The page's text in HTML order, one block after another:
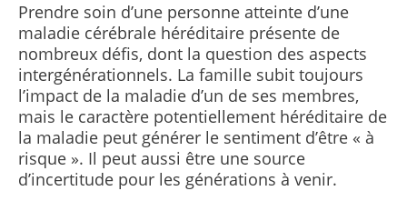
Prendre soin d’une personne atteinte d’une
maladie cérébrale héréditaire présente de
nombreux défis, dont la question des aspects
intergénérationnels. La famille subit toujours
l’impact de la maladie d’un de ses membres,
mais le caractère potentiellement héréditaire de
la maladie peut générer le sentiment d’être « à
risque ». Il peut aussi être une source
d’incertitude pour les générations à venir.